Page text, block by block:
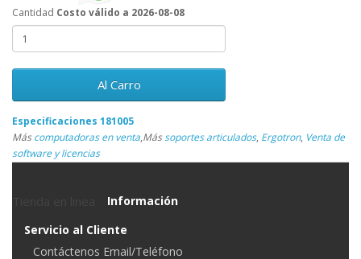
Cantidad Costo válido a 2026-08-08
Al Carro
Especificaciones 181005
Máscomputadoras en venta,Mássoportes articulados, Ergotron, Venta de
software y licencias
Información
Servicio al Cliente
Contáctenos Email/Teléfono